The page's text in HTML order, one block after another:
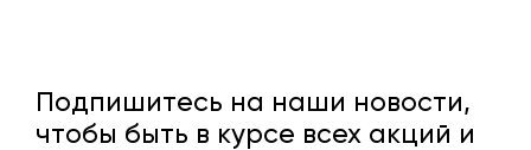
Подпишитесь на наши новости,
чтобы быть в курсе всех акций и